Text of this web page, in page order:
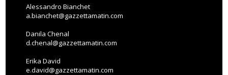
Alessandro Bianchet
a.bianchet@gazzettamatin.com
Danila Chenal
d.chenal@gazzettamatin.com
Erika David
e.david@gazzettamatin.com